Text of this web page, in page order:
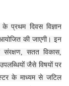
के प्रथम दिवस विज्ञान
आयोजित की जाएगी। इन
संरक्षण, सतत विकास,
जैसे विषयों पर
के माध्यम से जटिल